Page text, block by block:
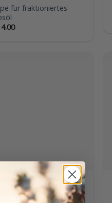
für fraktioniertes
4.00
„Spiralen Flacon“
34.80